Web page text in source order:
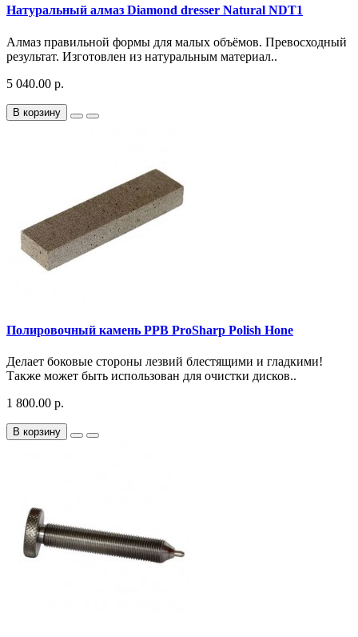
Натуральный алмаз Diamond dresser Natural NDT1
Алмаз правильной формы для малых объёмов. Превосходный
результат. Изготовлен из натуральным материал..
5 040.00 р.
В корзину
Полировочный камень PPB ProSharp Polish Hone
Делает боковые стороны лезвий блестящими и гладкими!
Также может быть использован для очистки дисков..
1 800.00 р.
В корзину